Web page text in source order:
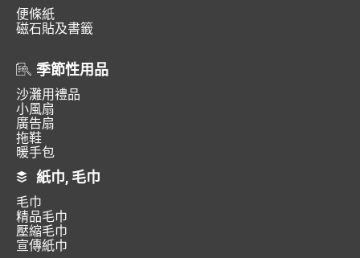
便條紙
磁石貼及書籤
季節性用品
沙灘用禮品
小風扇
廣告扇
拖鞋
暖手包
紙巾, 毛巾
毛巾
精品毛巾
壓縮毛巾
宣傳紙巾